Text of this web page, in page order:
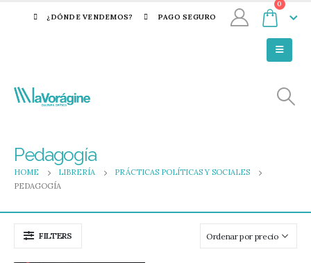
¿DÓNDE VENDEMOS? PAGO SEGURO
0
Pedagogía
HOME LIBRERÍA
PRÁCTICAS POLÍTICAS Y SOCIALES
PEDAGOGÍA
FILTERS